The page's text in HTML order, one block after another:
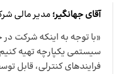
آقای جهانگیر؛مدیر مالی
«با توجه به اینکه شرکت
سیستمی یکپارچه تهیه کنیم
فرایندهای کنترلی، قابل